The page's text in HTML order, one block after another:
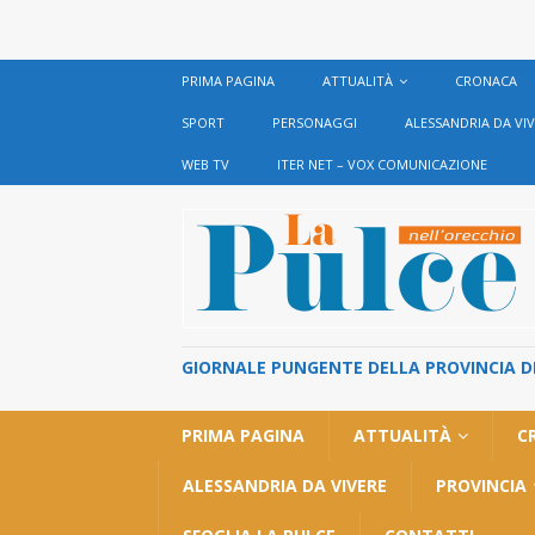
PRIMA PAGINA ATTUALITÀ CRONACA
SPORT PERSONAGGI ALESSANDRIA DA
WEB TV ITER NET – VOX COMUNICAZIONE
GIORNALE PUNGENTE DELLA PROVINCIA
PRIMA PAGINA ATTUALITÀ
ALESSANDRIA DA VIVERE PROVINCIA